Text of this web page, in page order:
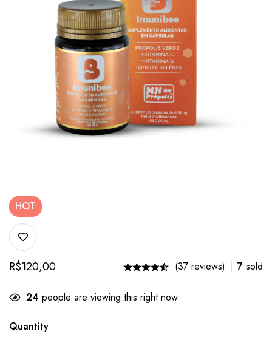
HOT
R$120,00 (37 reviews) 7 sold
24 people are viewing this right now
Quantity